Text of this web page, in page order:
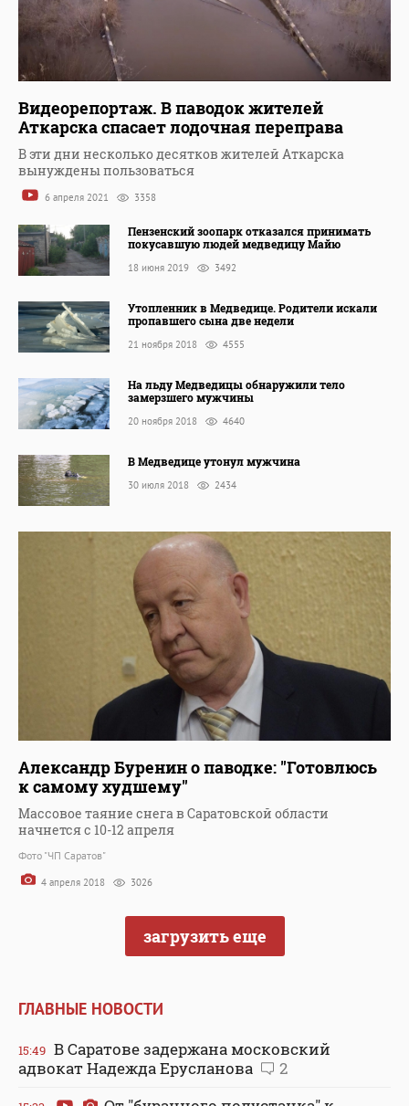
Видеорепортаж. В паводок жителей
Аткарска спасает лодочная переправа
В эти дни несколько десятков жителей Аткарска
вынуждены пользоваться
6 апреля 2021 3358
Пензенский зоопарк отказался принимать
покусавшую людей медведицу Майю
18 июня 2019 3492
Утопленник в Медведице. Родители искали
пропавшего сына две недели
21 ноября 2018 4555
На льду Медведицы обнаружили тело
замерзшего мужчины
20 ноября 2018 4640
В Медведице утонул мужчина
30 июля 2018 2434
Александр Буренин о паводке: "Готовлюсь
к самому худшему"
Массовое таяние снега в Саратовской области
начнется с 10-12 апреля
Фото "ЧП Саратов"
4 апреля 2018 3026
загрузить еще
ГЛАВНЫЕ НОВОСТИ
15:49 В Саратове задержана московский
адвокат Надежда Ерусланова
2